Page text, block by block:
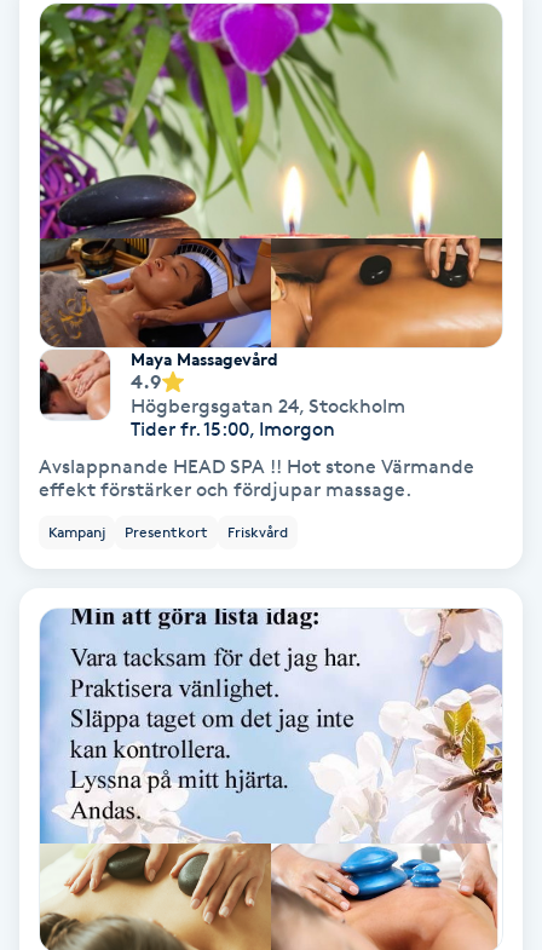
Ansiktsbehandling djuprengörande
Babylights
Balayage
Bambumassage
Barber
Barnklippning
BIAB
Blowout
Brynformning
Brynfärgning
Brynplockning
Bröllopsuppsättning
Maya Massagevård
4.9
Högbergsgatan 24, Stockholm
Tider fr. 15:00, Imorgon
Avslappnande HEAD SPA !! Hot stone Värmande
effekt förstärker och fördjupar massage.
Kampanj Presentkort Friskvård